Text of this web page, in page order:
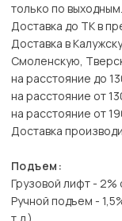
только по выходным.
Доставка до ТК в
Доставка в
Смоленскую,
на расстояние до
на расстояние от
на расстояние от
Доставка
Подъем:
Грузовой лифт - 2%
Ручной подъем -